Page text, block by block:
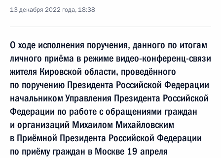
13 декабря 2022 года, 18:38
О ходе исполнения поручения, данного по итогам
личного приёма в режиме видео-конференц-связи
жителя Кировской области, проведённого
по поручению Президента Российской Федерации
начальником Управления Президента Российской
Федерации по работе с обращениями граждан
и организаций Михаилом Михайловским
в Приёмной Президента Российской Федерации
по приёму граждан в Москве 19 апреля